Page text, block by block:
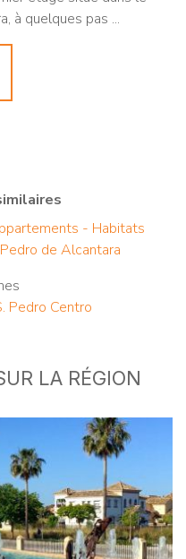
à quelques pas ...
- Habitats
de Alcantara
Pedro Centro
LA RÉGION